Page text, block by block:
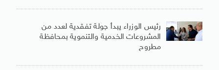
رئيس الوزراء يبدأ جولة تفقدية لعدد من
المشروعات الخدمية والتنموية بمحافظة
مطروح